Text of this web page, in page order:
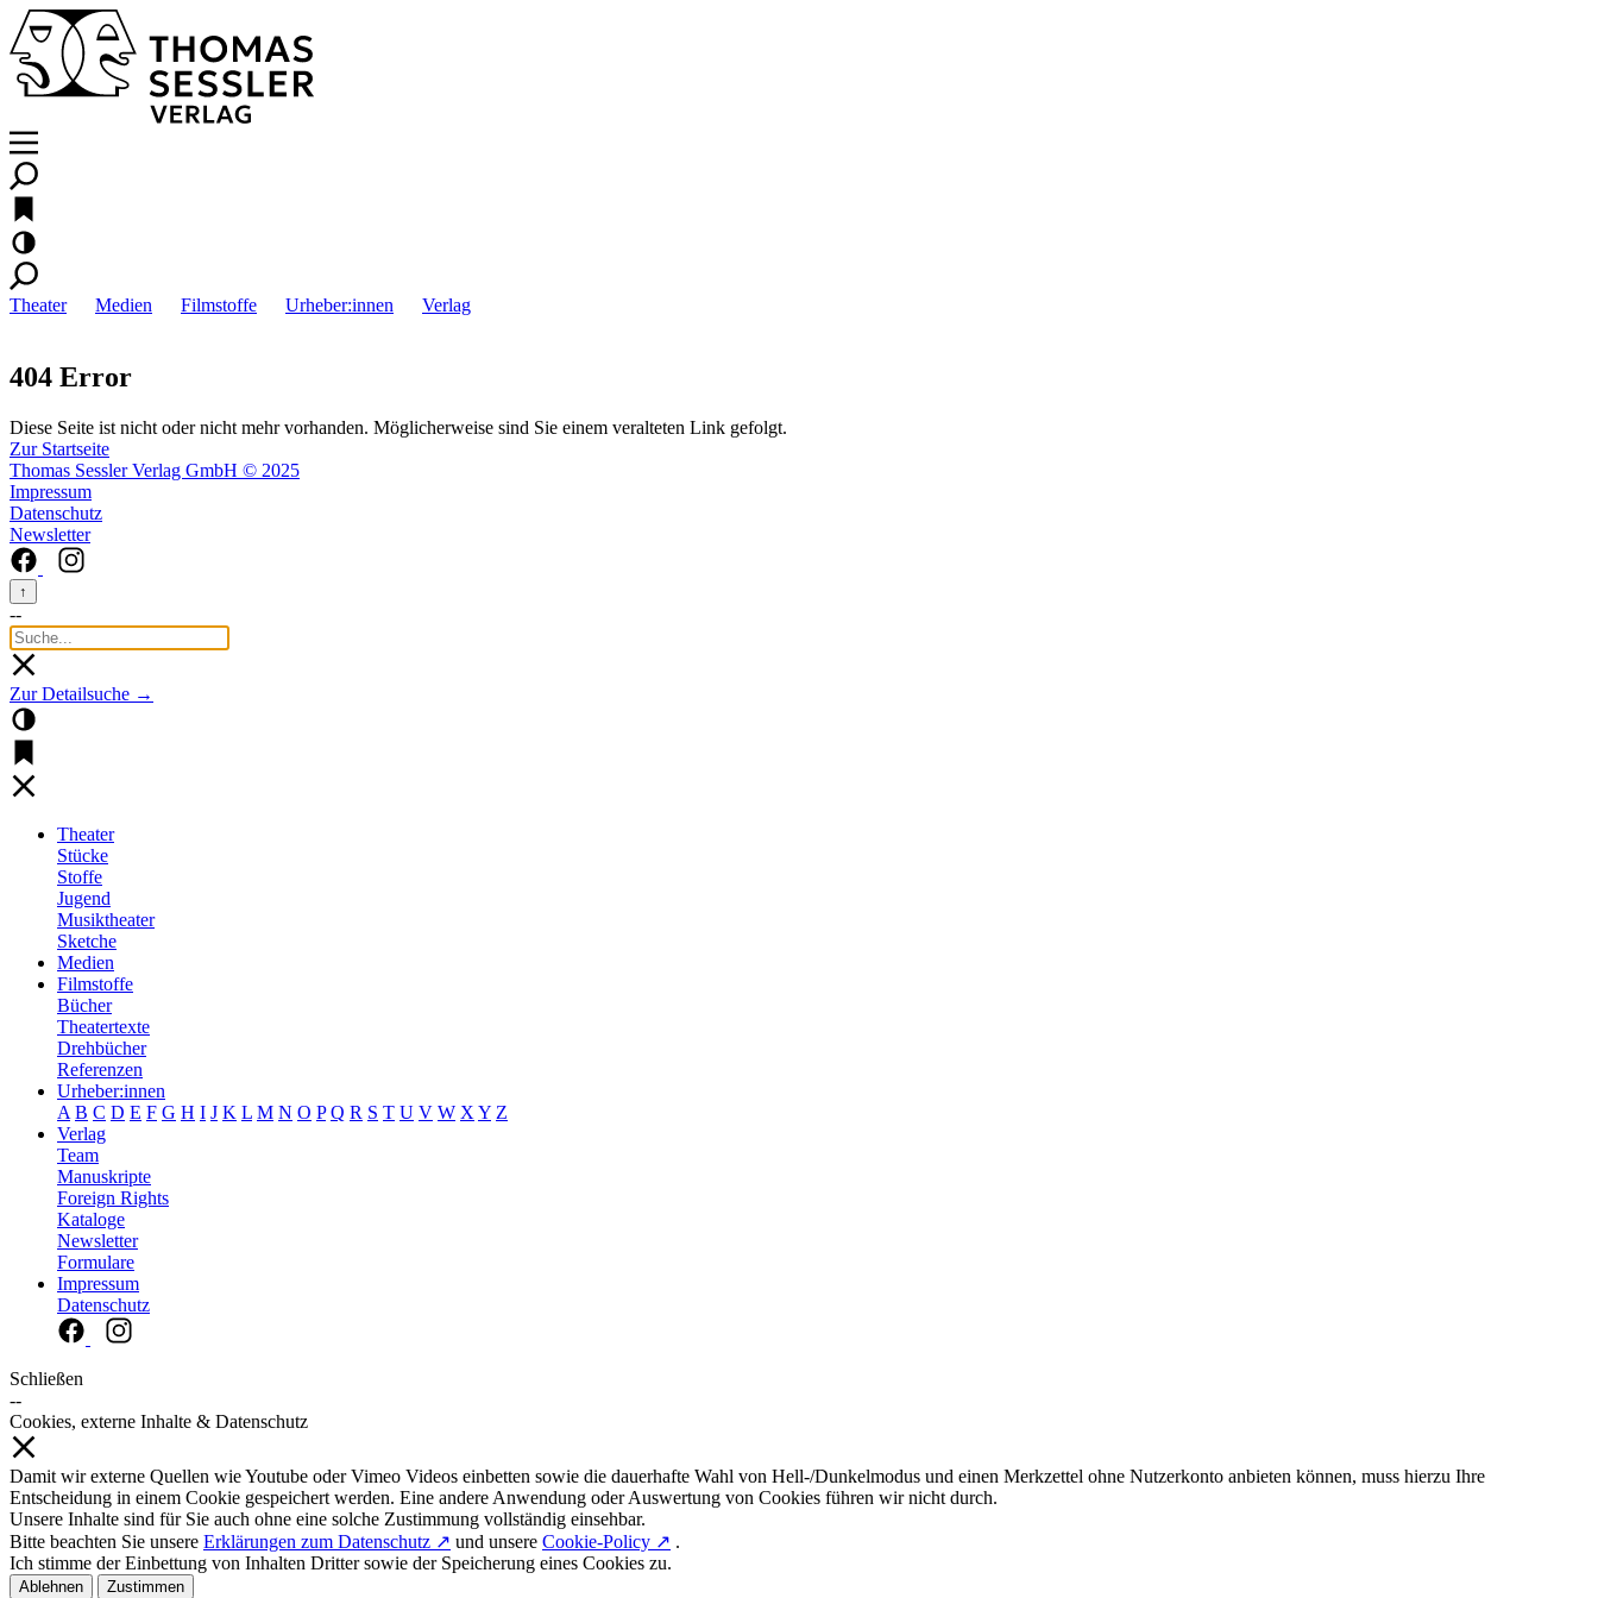
Theater Medien Filmstoffe Urheber:innen Verlag
404 Error
Diese Seite ist nicht oder nicht mehr vorhanden. Möglicherweise sind Sie einem veralteten Link gefolgt.
Zur Startseite
Thomas Sessler Verlag GmbH © 2025
Impressum
Datenschutz
Newsletter
↑
--
Zur Detailsuche →
Theater
Stücke
Stoffe
Jugend
Musiktheater
Sketche
Medien
Filmstoffe
Bücher
Theatertexte
Drehbücher
Referenzen
Urheber:innen
A B C D E F G H I J K L M N O P Q R S T U V W X Y Z
Verlag
Team
Manuskripte
Foreign Rights
Kataloge
Newsletter
Formulare
Impressum
Datenschutz
Schließen
--
Cookies, externe Inhalte & Datenschutz
Damit wir externe Quellen wie Youtube oder Vimeo Videos einbetten sowie die dauerhafte Wahl von Hell-/Dunkelmodus und einen Merkzettel ohne Nutzerkonto anbieten können, muss hierzu Ihre
Entscheidung in einem Cookie gespeichert werden. Eine andere Anwendung oder Auswertung von Cookies führen wir nicht durch.
Unsere Inhalte sind für Sie auch ohne eine solche Zustimmung vollständig einsehbar.
Bitte beachten Sie unsere Erklärungen zum Datenschutz ↗ und unsere Cookie-Policy ↗ .
Ich stimme der Einbettung von Inhalten Dritter sowie der Speicherung eines Cookies zu.
Ablehnen Zustimmen